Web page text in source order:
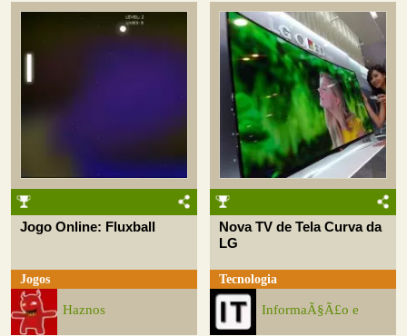
Jogo Online: Fluxball
Jogos
Haznos
Nova TV de Tela Curva da
LG
Tecnologia
InformaÃ§Ã£o e